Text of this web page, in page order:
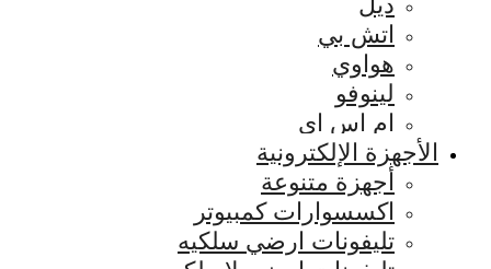
اتش بي
هواوي
لينوفو
ام اس اي
الأجهزة الإلكترونية
أجهزة متنوعة
اكسسوارات كمبيوتر
تليفونات ارضي سلكيه